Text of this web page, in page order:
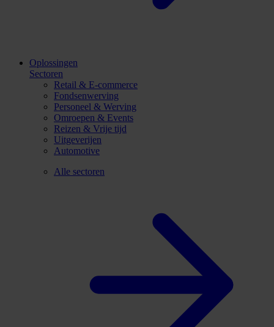
Oplossingen
Sectoren
Retail & E-commerce
Fondsenwerving
Personeel & Werving
Omroepen & Events
Reizen & Vrije tijd
Uitgeverijen
Automotive
Alle sectoren